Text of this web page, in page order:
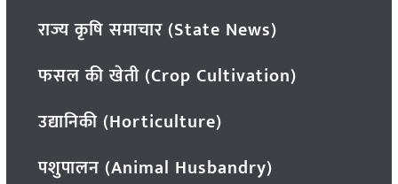
राज्य कृषि समाचार (State News)
फसल की खेती (Crop Cultivation)
उद्यानिकी (Horticulture)
पशुपालन (Animal Husbandry)